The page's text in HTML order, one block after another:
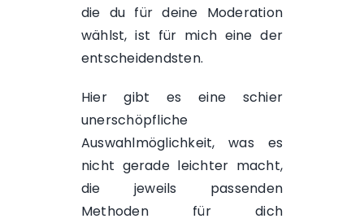
die du für deine Moderation
wählst, ist für mich eine der
entscheidendsten.
Hier gibt es eine schier
unerschöpfliche
Auswahlmöglichkeit, was es
nicht gerade leichter macht,
die jeweils passenden
Methoden für dich